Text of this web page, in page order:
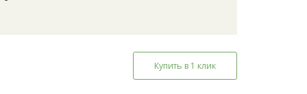
Купить в 1 клик